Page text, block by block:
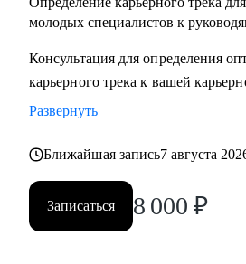
молодых специалистов к
Консультация для определения
карьерного трека к вашей
Развернуть
Ближайшая запись7 августа
Записаться 8 000 ₽